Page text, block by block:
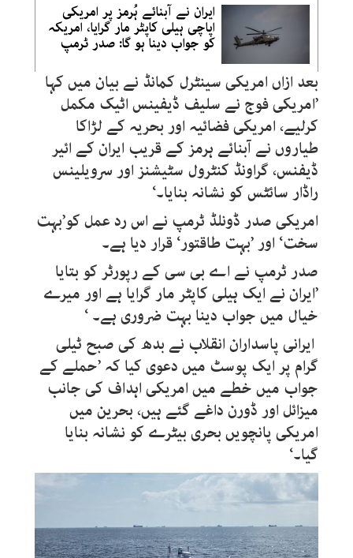
ایران نے آبنائے ہُرمز پر امریکی
اپاچی ہیلی کاپٹر مار گرایا، امریکہ
کو جواب دینا ہو گا: صدر ٹرمپ
بعد ازاں امریکی سینٹرل کمانڈ نے بیان میں کہا
’امریکی فوج نے سلیف ڈیفینس اٹیک مکمل
کرلیے، امریکی فضائیہ اور بحریہ کے لڑاکا
طیاروں نے آبنائے ہرمز کے قریب ایران کے ائیر
ڈیفنس، گراونڈ کنٹرول سٹیشنز اور سرویلینس
راڈار سائٹس کو نشانہ بنایا۔‘
امریکی صدر ڈونلڈ ٹرمپ نے اس رد عمل کو’بہت
سخت‘ اور ’بہت طاقتور‘ قرار دیا ہے۔
صدر ٹرمپ نے اے بی سی کے رپورٹر کو بتایا
’ایران نے ایک ہیلی کاپٹر مار گرایا ہے اور میرے
خیال میں جواب دینا بہت ضروری ہے۔ ‘
ایرانی پاسداران انقلاب نے بدھ کی صبح ٹیلی
گرام پر ایک پوسٹ میں دعوی کیا کہ ’حملے کے
جواب میں خطے میں امریکی اہداف کی جانب
میزائل اور ڈورن داغے گئے ہیں، بحرین میں
امریکی پانچویں بحری بیٹرے کو نشانہ بنایا
گیا۔‘